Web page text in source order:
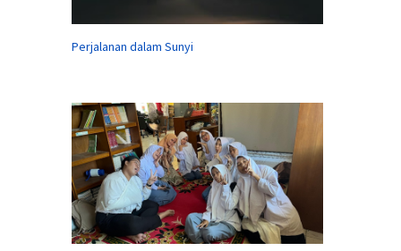
Perjalanan dalam Sunyi